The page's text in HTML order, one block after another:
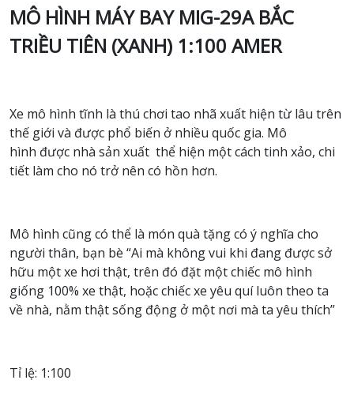
MÔ HÌNH MÁY BAY MIG-29A BẮC
TRIỀU TIÊN (XANH) 1:100 AMER
Xe mô hình tĩnh là thú chơi tao nhã xuất hiện từ lâu trên
thế giới và được phổ biến ở nhiều quốc gia. Mô
hình được nhà sản xuất thể hiện một cách tinh xảo, chi
tiết làm cho nó trở nên có hồn hơn.
Mô hình cũng có thể là món quà tặng có ý nghĩa cho
người thân, bạn bè “Ai mà không vui khi đang được sở
hữu một xe hơi thật, trên đó đặt một chiếc mô hình
giống 100% xe thật, hoặc chiếc xe yêu quí luôn theo ta
về nhà, nằm thật sống động ở một nơi mà ta yêu thích”
Tỉ lệ: 1:100